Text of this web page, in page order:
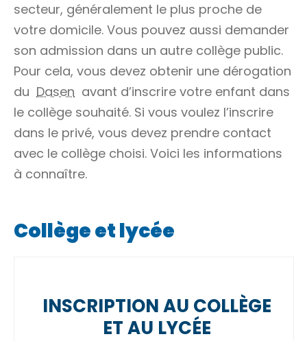
secteur, généralement le plus proche de
votre domicile. Vous pouvez aussi demander
son admission dans un autre collège public.
Pour cela, vous devez obtenir une dérogation
du Dasen avant d’inscrire votre enfant dans
le collège souhaité. Si vous voulez l’inscrire
dans le privé, vous devez prendre contact
avec le collège choisi. Voici les informations
à connaître.
Collège et lycée
INSCRIPTION AU COLLÈGE
ET AU LYCÉE